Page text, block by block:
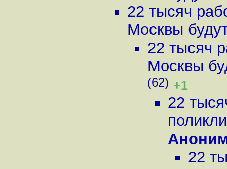
22 тысяч
Москвы
22 тысяч
Москвы
(62) +1
22
22